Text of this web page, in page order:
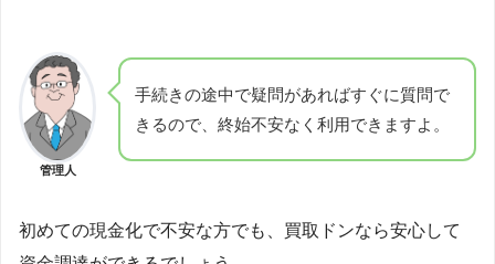
管理人
手続きの途中で疑問があればすぐに質問で
きるので、終始不安なく利用できますよ。
初めての現金化で不安な方でも、買取ドンなら安心して